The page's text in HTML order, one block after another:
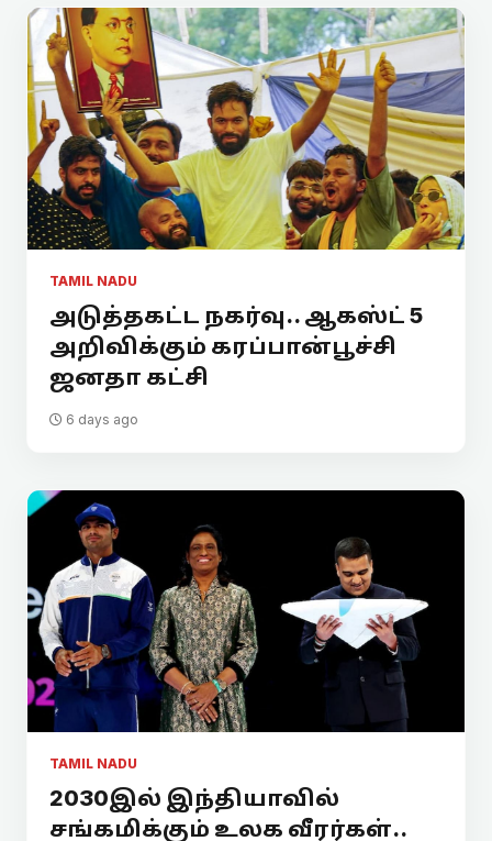
TAMIL NADU
அடுத்தகட்ட நகர்வு.. ஆகஸ்ட் 5
அறிவிக்கும் கரப்பான்பூச்சி
ஜனதா கட்சி
6 days ago
TAMIL NADU
2030இல் இந்தியாவில்
சங்கமிக்கும் உலக வீரர்கள்..